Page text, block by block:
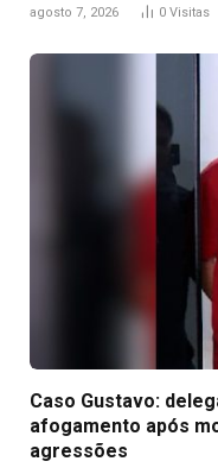
agosto 7, 2026 0 Visitas
Caso Gustavo:
afogamento após
agressões